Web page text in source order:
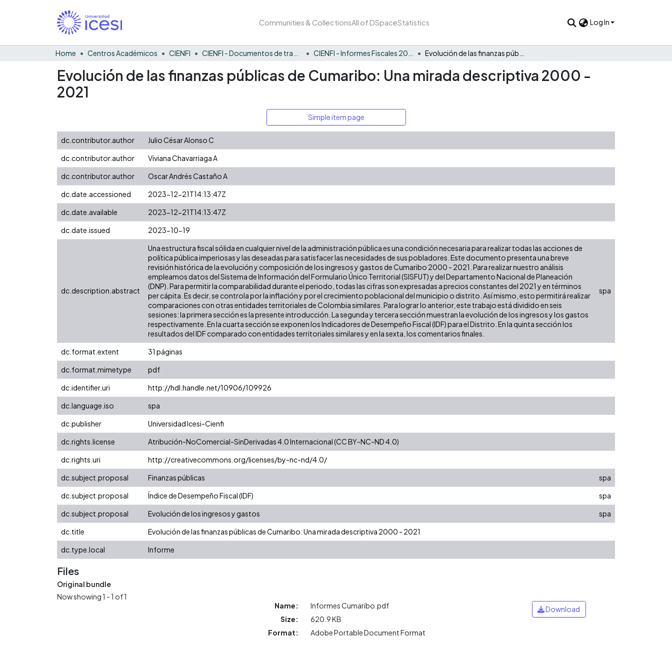
Communities & CollectionsAll of DSpaceStatistics Log In
Home Centros Académicos CIENFI
Evolución de las finanzas públicas de Cumaribo: Una mirada descriptiva 2000 -
2021
Simple item page
dc.contributor.author
Julio César Alonso C
dc.contributor.author
Viviana Chavarriaga A
dc.contributor.author
Oscar Andrés Castaño A
dc.date.accessioned
2023-12-21T14:13:47Z
dc.date.available
2023-12-21T14:13:47Z
dc.date.issued
2023-10-19
dc.description.abstract
Una estructura fiscal sólida en cualquier nivel de la administración pública es una condición necesaria para realizar todas las acciones de
política pública imperiosas y las deseadas para satisfacer las necesidades de sus pobladores. Este documento presenta una breve
revisión histórica de la evolución y composición de los ingresos y gastos de Cumaribo 2000 - 2021. Para realizar nuestro análisis
empleamos datos del Sistema de Información del Formulario Único Territorial (SISFUT) y del Departamento Nacional de Planeación
(DNP). Para permitir la comparabilidad durante el periodo, todas las cifras son expresadas a precios constantes del 2021 y en términos
per cápita. Es decir, se controla por la inflación y por el crecimiento poblacional del municipio o distrito. Así mismo, esto permitirá realizar
comparaciones con otras entidades territoriales de Colombia similares. Para lograr lo anterior, este trabajo está dividido en seis
sesiones: la primera sección es la presente introducción. La segunda y tercera sección muestran la evolución de los ingresos y los gastos
respectivamente. En la cuarta sección se exponen los Indicadores de Desempeño Fiscal (IDF) para el Distrito. En la quinta sección los
resultados del IDF comparado con entidades territoriales similares y en la sexta, los comentarios finales.
spa
dc.format.extent
31 páginas
dc.format.mimetype
pdf
dc.identifier.uri
http://hdl.handle.net/10906/109926
dc.language.iso
spa
dc.publisher
Universidad Icesi-Cienfi
dc.rights.license
Atribución-NoComercial-SinDerivadas 4.0 Internacional (CC BY-NC-ND 4.0)
dc.rights.uri
http://creativecommons.org/licenses/by-nc-nd/4.0/
dc.subject.proposal
Finanzas públicas
spa
dc.subject.proposal
Índice de Desempeño Fiscal (IDF)
spa
dc.subject.proposal
Evolución de los ingresos y gastos
spa
dc.title
Evolución de las finanzas públicas de Cumaribo: Una mirada descriptiva 2000 - 2021
dc.type.local
Informe
Files
Original bundle
Now showing1 - 1 of 1
Name:
Informes Cumaribo.pdf
Size:
620.9 KB
Format:
Adobe Portable Document Format
Download